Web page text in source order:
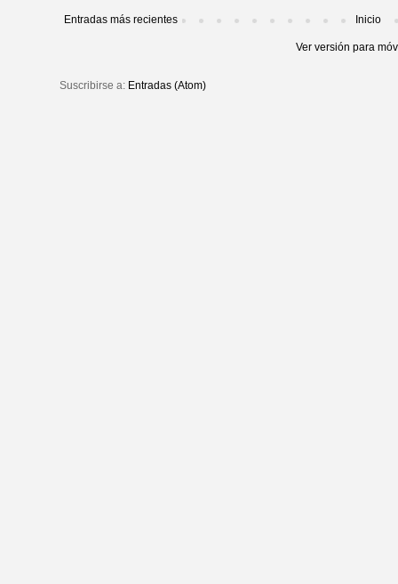
Entradas más recientes Inicio
Ver versión para
Suscribirse a: Entradas (Atom)